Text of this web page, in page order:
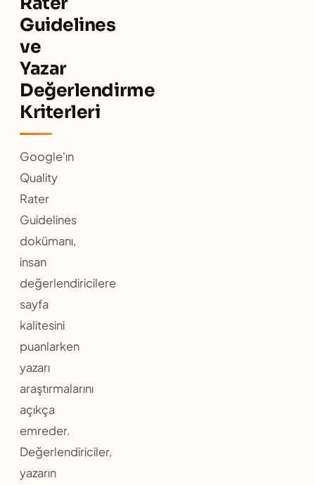
Guidelines
ve
Yazar
Değerlendirme
Kriterleri
Google'ın
Quality
Rater
Guidelines
dokümanı,
insan
değerlendiricilere
sayfa
kalitesini
puanlarken
yazarı
araştırmalarını
açıkça
emreder.
Değerlendiriciler,
yazarın